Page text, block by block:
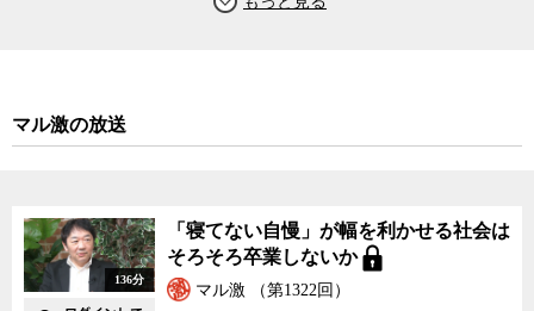
材力が落ちていること」と「リスクの伴う取材をしなくなっている
いなかったことを示している。個々の記者の基礎的取材力も低下し
ているし、社も記者に相手の懐に飛び込むようなリスクを伴う取材
主要紙の中でただ一つ反原発路線でひた走る東京新聞の田原氏
と、昨今のメディア報道について、ジャーナリストの神保哲生と社
会学者の宮台真司が議論した。
マル激の放送
136分
「寝てない自慢」が幅を利かせる社会は
そろそろ卒業しないか
マル激 （第1322回）